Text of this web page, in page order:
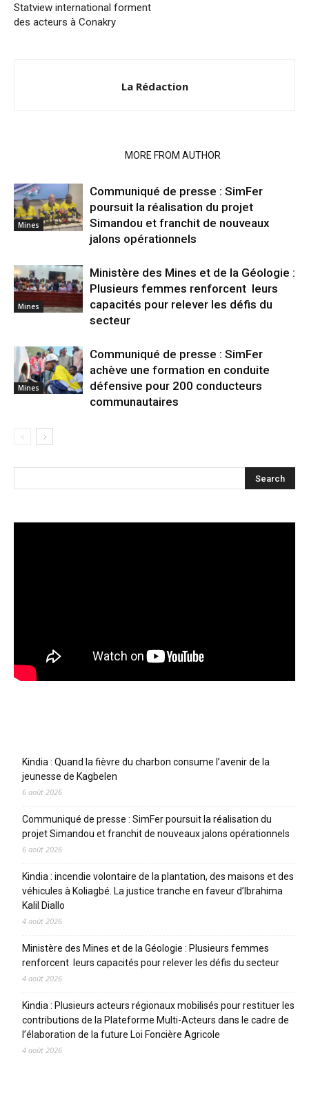
Statview international forment
des acteurs à Conakry
La Rédaction
MORE FROM AUTHOR
Mines
Communiqué de presse : SimFer
poursuit la réalisation du projet
Simandou et franchit de nouveaux
jalons opérationnels
Mines
Ministère des Mines et de la Géologie :
Plusieurs femmes renforcent leurs
capacités pour relever les défis du
secteur
Mines
Communiqué de presse : SimFer
achève une formation en conduite
défensive pour 200 conducteurs
communautaires
Kindia : Quand la fièvre du charbon consume l’avenir de la
jeunesse de Kagbelen
6 août 2026
Communiqué de presse : SimFer poursuit la réalisation du
projet Simandou et franchit de nouveaux jalons opérationnels
6 août 2026
Kindia : incendie volontaire de la plantation, des maisons et des
véhicules à Koliagbé. La justice tranche en faveur d’Ibrahima
Kalil Diallo
4 août 2026
Ministère des Mines et de la Géologie : Plusieurs femmes
renforcent leurs capacités pour relever les défis du secteur
4 août 2026
Kindia : Plusieurs acteurs régionaux mobilisés pour restituer les
contributions de la Plateforme Multi-Acteurs dans le cadre de
l’élaboration de la future Loi Foncière Agricole
4 août 2026